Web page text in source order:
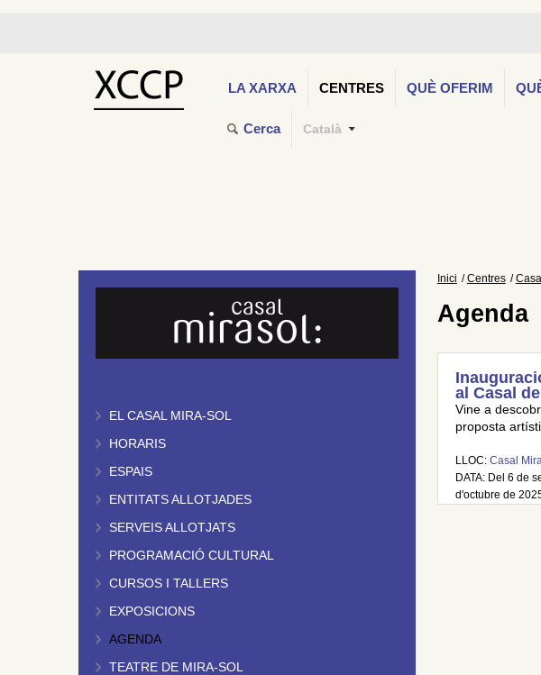
LA XARXA CENTRES QUÈ OFERIM
Cerca Català
EL CASAL MIRA-SOL
HORARIS
ESPAIS
ENTITATS ALLOTJADES
SERVEIS ALLOTJATS
PROGRAMACIÓ CULTURAL
CURSOS I TALLERS
EXPOSICIONS
AGENDA
TEATRE DE MIRA-SOL
Inici Centres
Agenda
al Casal
Vine a
proposta
LLOC: Casal
DATA: Del 6 de
d'octubre de